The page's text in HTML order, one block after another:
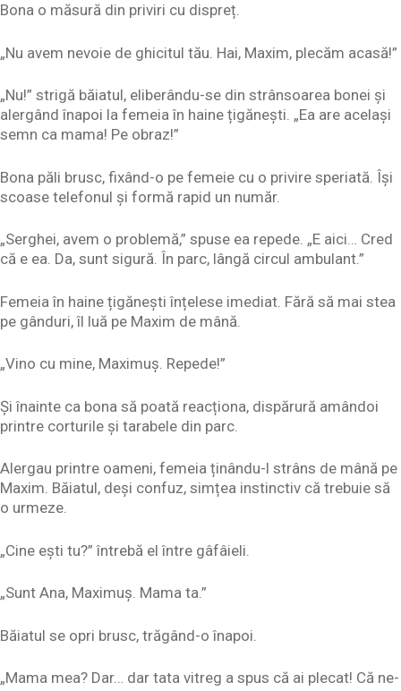
Bona o măsură din priviri cu dispreț.
„Nu avem nevoie de ghicitul tău. Hai, Maxim, plecăm acasă!”
„Nu!” strigă băiatul, eliberându-se din strânsoarea bonei și
alergând înapoi la femeia în haine țigănești. „Ea are același
semn ca mama! Pe obraz!”
Bona păli brusc, fixând-o pe femeie cu o privire speriată. Își
scoase telefonul și formă rapid un număr.
„Serghei, avem o problemă,” spuse ea repede. „E aici… Cred
că e ea. Da, sunt sigură. În parc, lângă circul ambulant.”
Femeia în haine țigănești înțelese imediat. Fără să mai stea
pe gânduri, îl luă pe Maxim de mână.
„Vino cu mine, Maximuș. Repede!”
Și înainte ca bona să poată reacționa, dispărură amândoi
printre corturile și tarabele din parc.
Alergau printre oameni, femeia ținându-l strâns de mână pe
Maxim. Băiatul, deși confuz, simțea instinctiv că trebuie să
o urmeze.
„Cine ești tu?” întrebă el între gâfâieli.
„Sunt Ana, Maximuș. Mama ta.”
Băiatul se opri brusc, trăgând-o înapoi.
„Mama mea? Dar… dar tata vitreg a spus că ai plecat! Că ne-